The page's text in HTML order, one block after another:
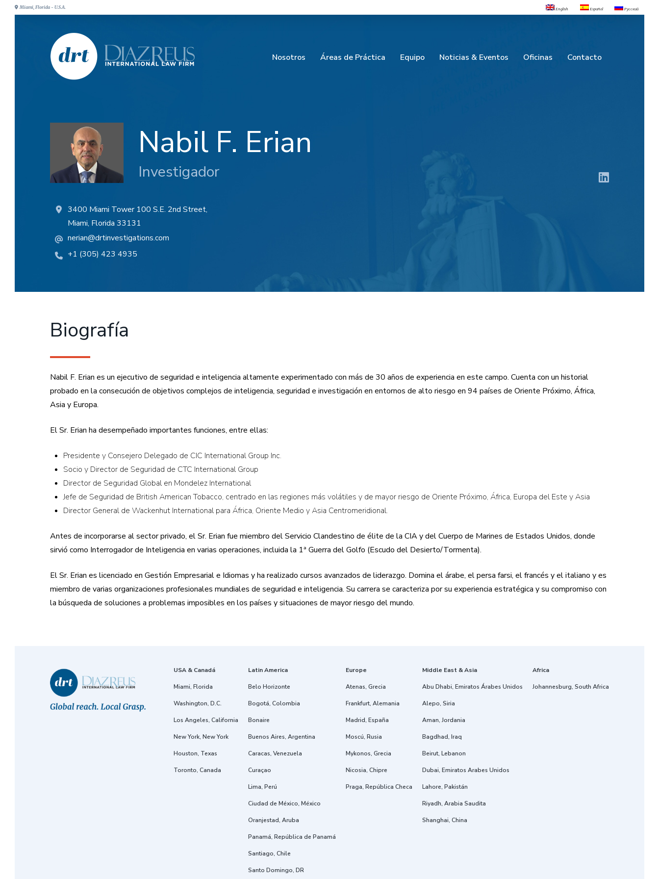
Miami, Florida - U.S.A. English Español Русский
Nosotros Áreas de Práctica Equipo Noticias & Eventos Oficinas Contacto
Nabil F. Erian
Investigador
3400 Miami Tower 100 S.E. 2nd Street,
Miami, Florida 33131
nerian@drtinvestigations.com
+1 (305) 423 4935
Biografía
Nabil F. Erian es un ejecutivo de seguridad e inteligencia altamente experimentado con más de 30 años de experiencia en este campo. Cuenta con un historial
probado en la consecución de objetivos complejos de inteligencia, seguridad e investigación en entornos de alto riesgo en 94 países de Oriente Próximo, África,
Asia y Europa.
El Sr. Erian ha desempeñado importantes funciones, entre ellas:
Presidente y Consejero Delegado de CIC International Group Inc.
Socio y Director de Seguridad de CTC International Group
Director de Seguridad Global en Mondelez International
Jefe de Seguridad de British American Tobacco, centrado en las regiones más volátiles y de mayor riesgo de Oriente Próximo, África, Europa del Este y Asia
Director General de Wackenhut International para África, Oriente Medio y Asia Centromeridional.
Antes de incorporarse al sector privado, el Sr. Erian fue miembro del Servicio Clandestino de élite de la CIA y del Cuerpo de Marines de Estados Unidos, donde
sirvió como Interrogador de Inteligencia en varias operaciones, incluida la 1ª Guerra del Golfo (Escudo del Desierto/Tormenta).
El Sr. Erian es licenciado en Gestión Empresarial e Idiomas y ha realizado cursos avanzados de liderazgo. Domina el árabe, el persa farsi, el francés y el italiano y es
miembro de varias organizaciones profesionales mundiales de seguridad e inteligencia. Su carrera se caracteriza por su experiencia estratégica y su compromiso con
la búsqueda de soluciones a problemas imposibles en los países y situaciones de mayor riesgo del mundo.
USA & Canadá
Miami, Florida
Washington, D.C.
Los Angeles, California
New York, New York
Houston, Texas
Toronto, Canada
Latin America
Belo Horizonte
Bogotá, Colombia
Bonaire
Buenos Aires, Argentina
Caracas, Venezuela
Curaçao
Lima, Perú
Ciudad de México, México
Oranjestad, Aruba
Panamá, República de Panamá
Santiago, Chile
Santo Domingo, DR
Europe
Atenas, Grecia
Frankfurt, Alemania
Madrid, España
Moscú, Rusia
Mykonos, Grecia
Nicosia, Chipre
Praga, República Checa
Middle East & Asia
Abu Dhabi, Emiratos Árabes Unidos
Alepo, Siria
Aman, Jordania
Bagdhad, Iraq
Beirut, Lebanon
Dubai, Emiratos Arabes Unidos
Lahore, Pakistán
Riyadh, Arabia Saudita
Shanghai, China
Africa
Johannesburg, South Africa